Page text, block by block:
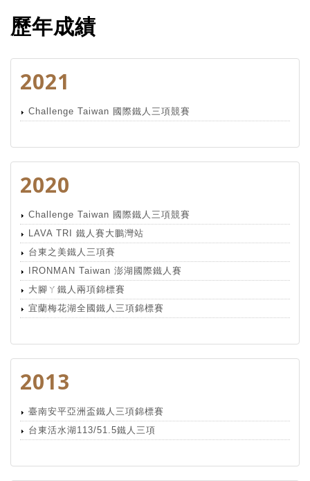
歷年成績
2021
Challenge Taiwan 國際鐵人三項競賽
2020
Challenge Taiwan 國際鐵人三項競賽
LAVA TRI 鐵人賽大鵬灣站
台東之美鐵人三項賽
IRONMAN Taiwan 澎湖國際鐵人賽
大腳ㄚ鐵人兩項錦標賽
宜蘭梅花湖全國鐵人三項錦標賽
2013
臺南安平亞洲盃鐵人三項錦標賽
台東活水湖113/51.5鐵人三項